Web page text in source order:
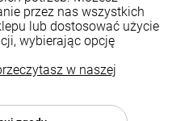
konto
i dostawa
przez nas wszystkich
lub dostosować użycie
wybierając opcję
w naszej